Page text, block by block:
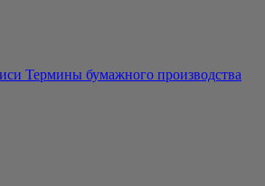
Термины бумажного производства